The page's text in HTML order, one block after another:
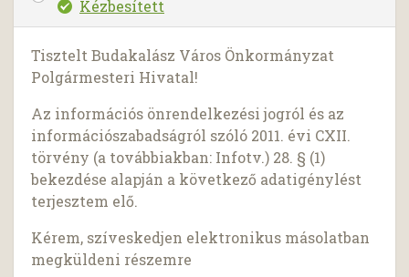
Kézbesített
Tisztelt Budakalász Város Önkormányzat
Polgármesteri Hivatal!
Az információs önrendelkezési jogról és az
információszabadságról szóló 2011. évi CXII.
törvény (a továbbiakban: Infotv.) 28. § (1)
bekezdése alapján a következő adatigénylést
terjesztem elő.
Kérem, szíveskedjen elektronikus másolatban
megküldeni részemre